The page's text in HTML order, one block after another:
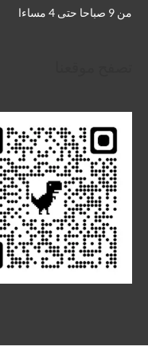
من 9 صباحا حتى 4 مساءا